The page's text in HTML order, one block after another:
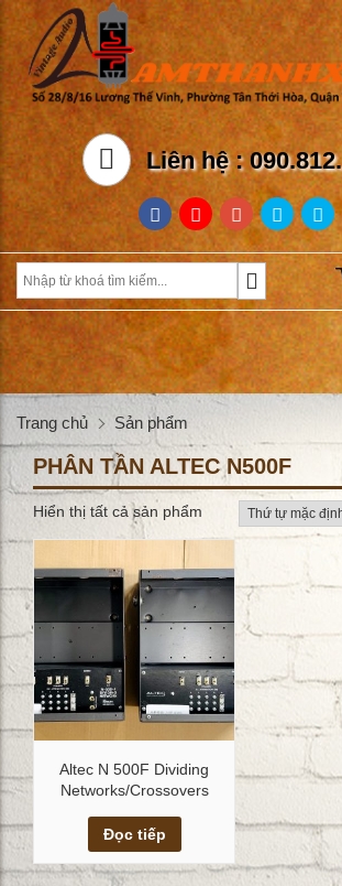
Liên hệ :
Trang chủ Sản phẩm
PHÂN TẦN ALTEC N500F
Hiển thị tất cả sản phẩm
Xem chi tiết
Altec N 500F Dividing
Networks/Crossovers
Đọc tiếp